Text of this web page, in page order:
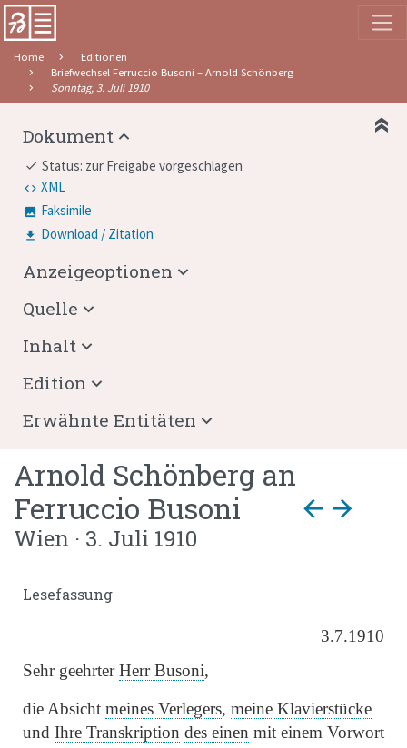
Home
Editionen
Briefwechsel Ferruccio Busoni – Arnold Schönberg
Sonntag, 3. Juli 1910
Arnold Schönberg an
Ferruccio Busoni
arrow_back arrow_forward
Wien · 3. Juli 1910
Lesefassung
3.7.1910
Sehr geehrterHerr Busoni,
die Absicht meines Verlegers, meine Klavierstücke
und Ihre Transkription des einen mit einem Vorwort
Dokument
done Status: zur Freigabe vorgeschlagen
XML
Faksimile
Download / Zitation
Anzeigeoptionen
Quelle
Inhalt
Edition
Erwähnte Entitäten